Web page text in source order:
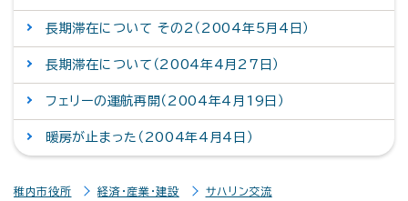
長期滞在について その2（2004年5月4日）
長期滞在について（2004年4月27日）
フェリーの運航再開（2004年4月19日）
暖房が止まった（2004年4月4日）
稚内市役所 経済・産業・建設
サハリン交流